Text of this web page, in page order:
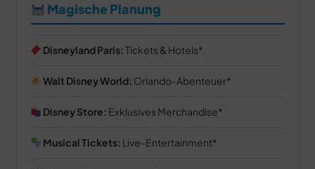
Magische Planung
Disneyland Paris:Tickets & Hotels
Walt Disney World: Orlando-Abenteuer
Disney Store: Exklusives Merchandise
Musical Tickets: Live-Entertainment